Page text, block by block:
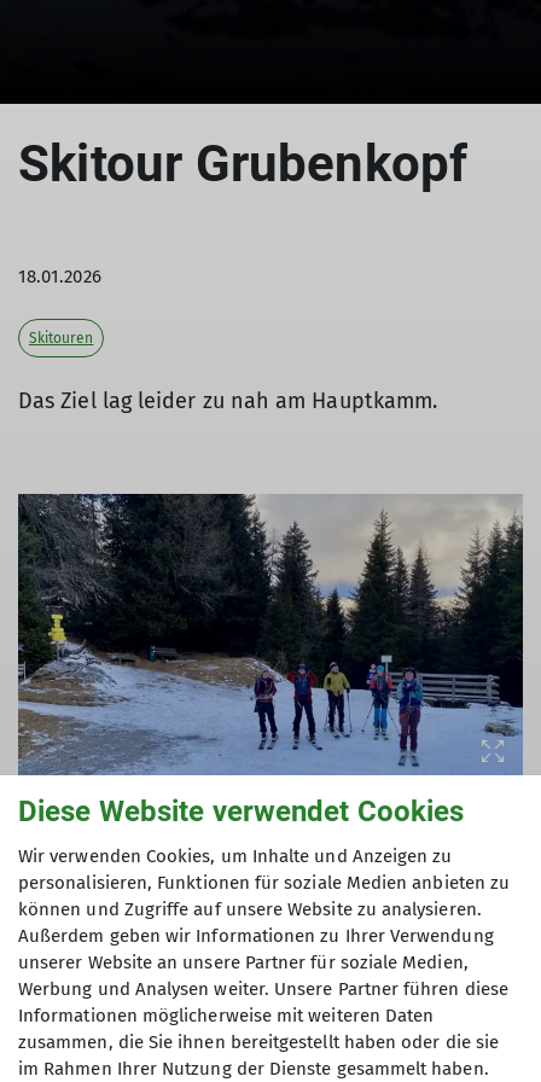
Skitour Grubenkopf
18.01.2026
Skitouren
Das Ziel lag leider zu nah am Hauptkamm.
Der Wetterbericht hatte für die Nordalpen
eigenlich noch schönes Wetter angesagt, aber
unser Ziel der Grubenkopf lag zu nah am
Hauptkamm - daher schwappten die Wolken
noch in den Bereich in dem wir unterwegs waren.
Der Aufstieg bis zum ehemaligen Gasthaus
Diese Website verwendet Cookies
Wir verwenden Cookies, um Inhalte und Anzeigen zu
personalisieren, Funktionen für soziale Medien anbieten zu
können und Zugriffe auf unsere Website zu analysieren.
Außerdem geben wir Informationen zu Ihrer Verwendung
unserer Website an unsere Partner für soziale Medien,
Werbung und Analysen weiter. Unsere Partner führen diese
Informationen möglicherweise mit weiteren Daten
zusammen, die Sie ihnen bereitgestellt haben oder die sie
im Rahmen Ihrer Nutzung der Dienste gesammelt haben.